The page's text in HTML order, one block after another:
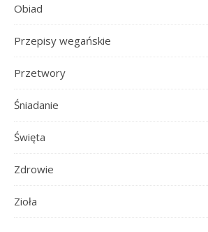
Obiad
Przepisy wegańskie
Przetwory
Śniadanie
Święta
Zdrowie
Zioła